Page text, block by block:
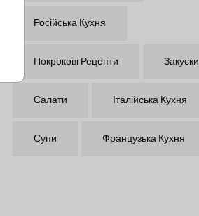
Російська Кухня
Покрокові Рецепти Закуски
Салати Італійська Кухня
Супи Французька Кухня